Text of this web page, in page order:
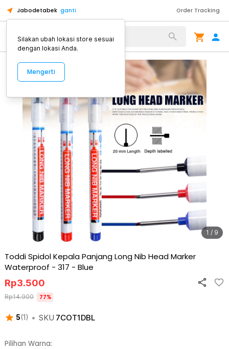
Jabodetabek ganti Order Tracking
Alat Kopi
1 / 9
Toddi Spidol Kepala Panjang Long Nib Head Marker
Waterproof - 317 - Blue
5(1 ) • SKU 7COT1DBL
Rp3.500
Rp14.900 77%
Pilihan Warna:
Silakan ubah lokasi store sesuai
dengan lokasi Anda.
Mengerti